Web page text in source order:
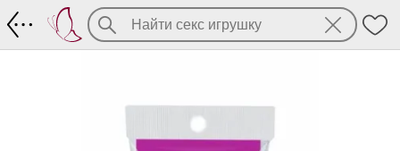
Анальный гель SO PENSA NAQUILO с